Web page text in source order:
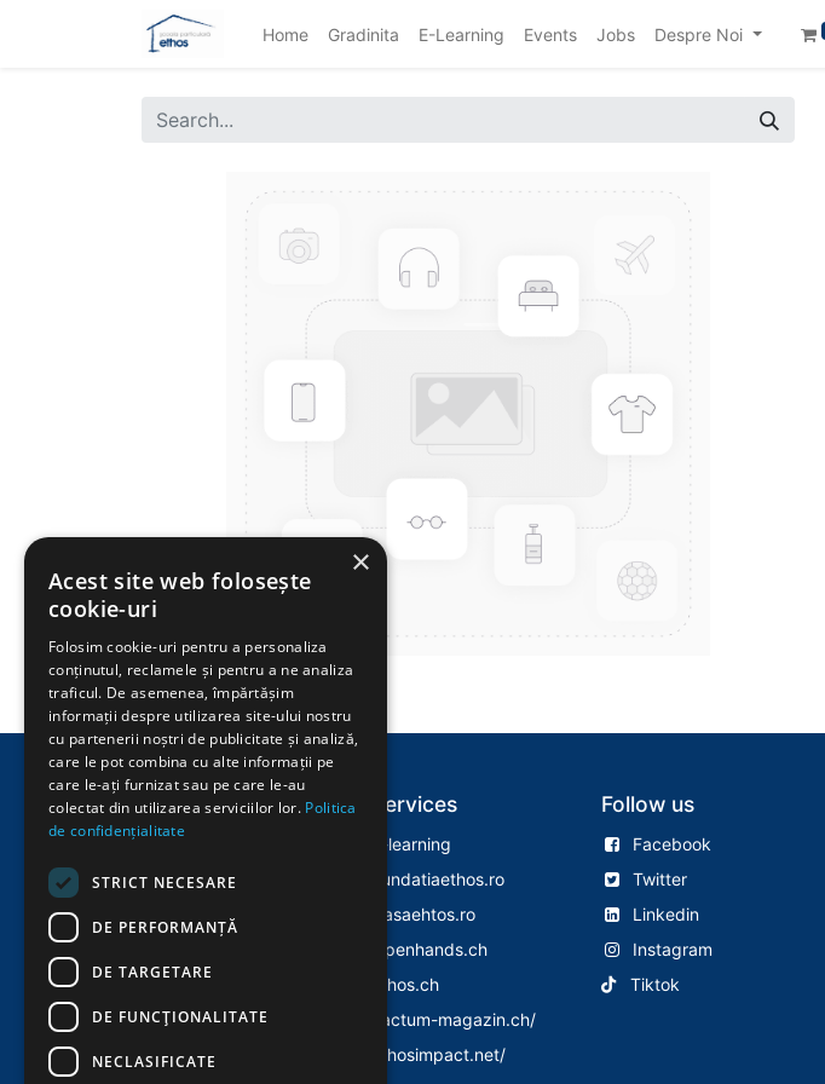
Home Gradinita E-Learning Events Jobs Despre Noi
Explore
Despre Noi
Evenimente
Politica Cookies
Politica Confidentialitate
Services
E-learning
Fundatiaethos.ro
Casaehtos.ro
Openhands.ch
Ethos.ch
Factum-magazin.ch/
Ethosimpact.net/
Follow us
Facebook
Twitter
Linkedin
Instagram
Tiktok
×
Acest site web folosește
cookie-uri
Folosim cookie-uri pentru a personaliza
conținutul, reclamele și pentru a ne analiza
traficul. De asemenea, împărtășim
informații despre utilizarea site-ului nostru
cu partenerii noștri de publicitate și analiză,
care le pot combina cu alte informații pe
care le-ați furnizat sau pe care le-au
colectat din utilizarea serviciilor lor. Politica
de confidențialitate
STRICT NECESARE
DE PERFORMANȚĂ
DE TARGETARE
DE FUNCŢIONALITATE
NECLASIFICATE